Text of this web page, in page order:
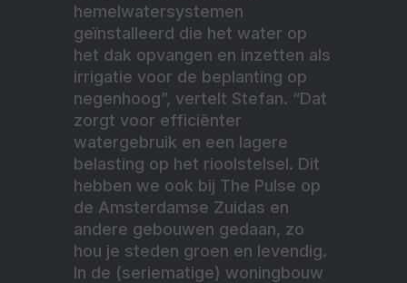
hemelwatersystemen
geïnstalleerd die het water op
het dak opvangen en inzetten als
irrigatie voor de beplanting op
negenhoog”, vertelt Stefan. “Dat
zorgt voor efficiënter
watergebruik en een lagere
belasting op het rioolstelsel. Dit
hebben we ook bij The Pulse op
de Amsterdamse Zuidas en
andere gebouwen gedaan, zo
hou je steden groen en levendig.
In de (seriematige) woningbouw